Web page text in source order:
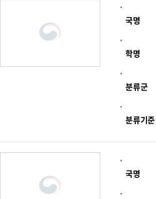
국명
학명
분류군
분류기준
국명